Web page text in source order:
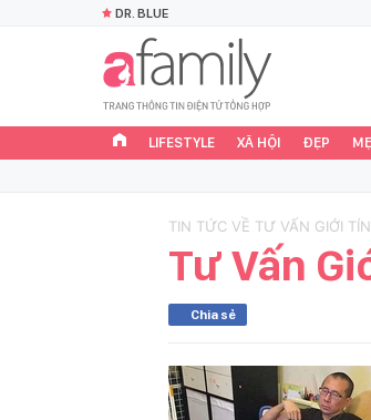
DR. BLUE
LIFESTYLE XÃ HỘI ĐẸP
TIN TỨC VỀ TƯ VẤN GIỚI
Tư Vấn
Chia sẻ